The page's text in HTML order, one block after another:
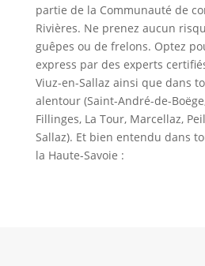
partie de la Communauté de
Rivières. Ne prenez aucun
guêpes ou de frelons. Optez
express par des experts
Viuz-en-Sallaz ainsi que dans
alentour (Saint-André-de-
Fillinges, La Tour, Marcellaz,
Sallaz). Et bien entendu dans
la Haute-Savoie :